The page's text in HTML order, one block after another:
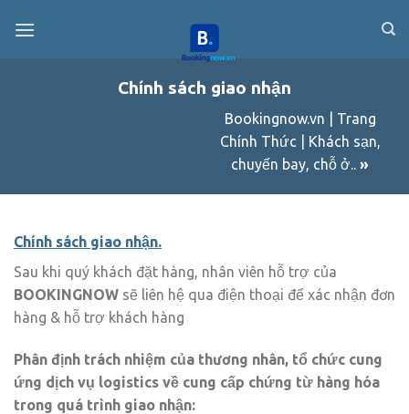
Chính sách giao nhận
Bookingnow.vn | Trang
Chính Thức | Khách sạn,
chuyến bay, chỗ ở.. »
Chính sách giao nhận.
Sau khi quý khách đặt hàng, nhân viên hỗ trợ của
BOOKINGNOW sẽ liên hệ qua điện thoại để xác nhận đơn
hàng & hỗ trợ khách hàng
Phân định trách nhiệm của thương nhân, tổ chức cung
ứng dịch vụ logistics về cung cấp chứng từ hàng hóa
trong quá trình giao nhận: